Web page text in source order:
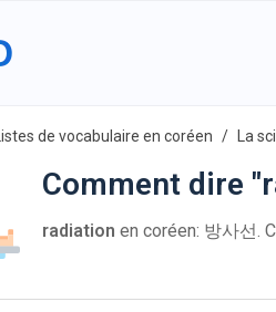
Listes de vocabulaire en coréen La
Comment dire
radiation en coréen: 방사선.